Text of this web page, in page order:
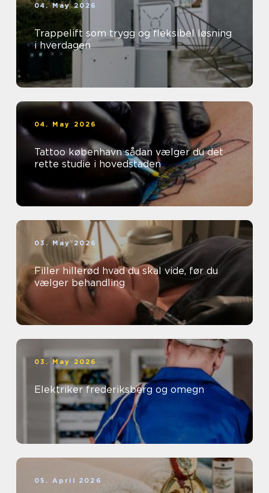
04. May 2026
Trappelift som trygg og fleksibel løsning
i hverdagen
04. May 2026
Tattoo københavn sådan vælger du det
rette studie i hovedstaden
03. May 2026
Filler hillerød hvad du skal vide, før du
vælger behandling
03. May 2026
Elektriker frederiksberg og omegn
05. April 2026